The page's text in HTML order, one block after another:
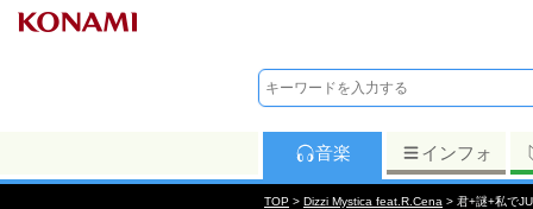
音楽 インフォ
TOP > Dizzi Mystica feat.R.Cena > 君+謎+私で